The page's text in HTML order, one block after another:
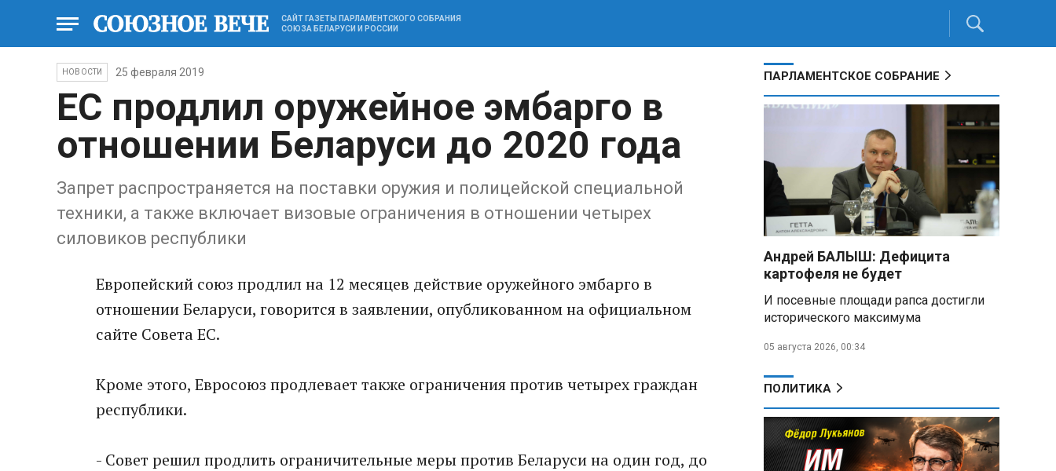
САЙТ ГАЗЕТЫ ПАРЛАМЕНТСКОГО СОБРАНИЯ
СОЮЗА БЕЛАРУСИ И РОССИИ
НОВОСТИ 25 февраля 2019
ЕС продлил оружейное эмбарго в
отношении Беларуси до 2020 года
Запрет распространяется на поставки оружия и полицейской специальной
техники, а также включает визовые ограничения в отношении четырех
силовиков республики
Европейский союз продлил на 12 месяцев действие оружейного эмбарго в
отношении Беларуси, говорится в заявлении, опубликованном на официальном
сайте Совета ЕС.
Кроме этого, Евросоюз продлевает также ограничения против четырех граждан
республики.
- Совет решил продлить ограничительные меры против Беларуси на один год, до
ПАРЛАМЕНТСКОЕ СОБРАНИЕ
Андрей БАЛЫШ: Дефицита
картофеля не будет
И посевные площади рапса достигли
исторического максимума
05 августа 2026, 00:34
ПОЛИТИКА